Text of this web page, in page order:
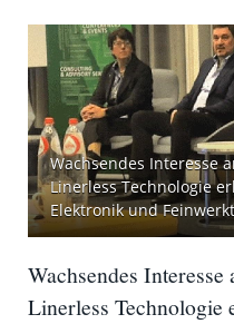
Wachsendes Interesse
Linerless Technologie
Elektronik und
Wachsendes
Linerless Technologie